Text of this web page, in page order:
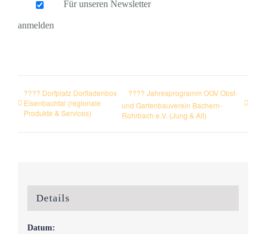
Für unseren Newsletter
anmelden
???? Dorfplatz Dorfladenbox
Eisenbachtal (regionale
Produkte & Services)
???? Jahresprogramm OGV Obst-
und Gartenbauverein Bachern-
Rohrbach e.V. (Jung & Alt)
Details
Datum: